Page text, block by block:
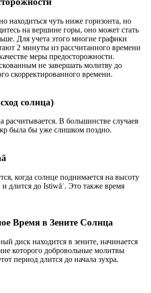
находиться чуть ниже горизонта, но
на вершине горы, оно может стать
Для учета этого многие графики
2 минуты из рассчитанного времени
меры предосторожности.
не завершать молитву до
скорректированного времени.
солнца)
расчитывается. В большинстве случаев
была бы уже слишком поздно.
когда солнце поднимается на высоту
и длится до Istiwāʾ. Это также время
Время в Зените Солнца
диск находится в зените, начинается
которого добровольные молитвы
период длится до начала зухра.